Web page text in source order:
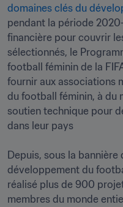
domaines clés du
pendant la période
financière pour couvrir
sélectionnés, le
football féminin de la
fournir aux associations
du football féminin, à du
soutien technique pour
dans leur pays
Depuis, sous la
développement du
réalisé plus de 900
membres du monde